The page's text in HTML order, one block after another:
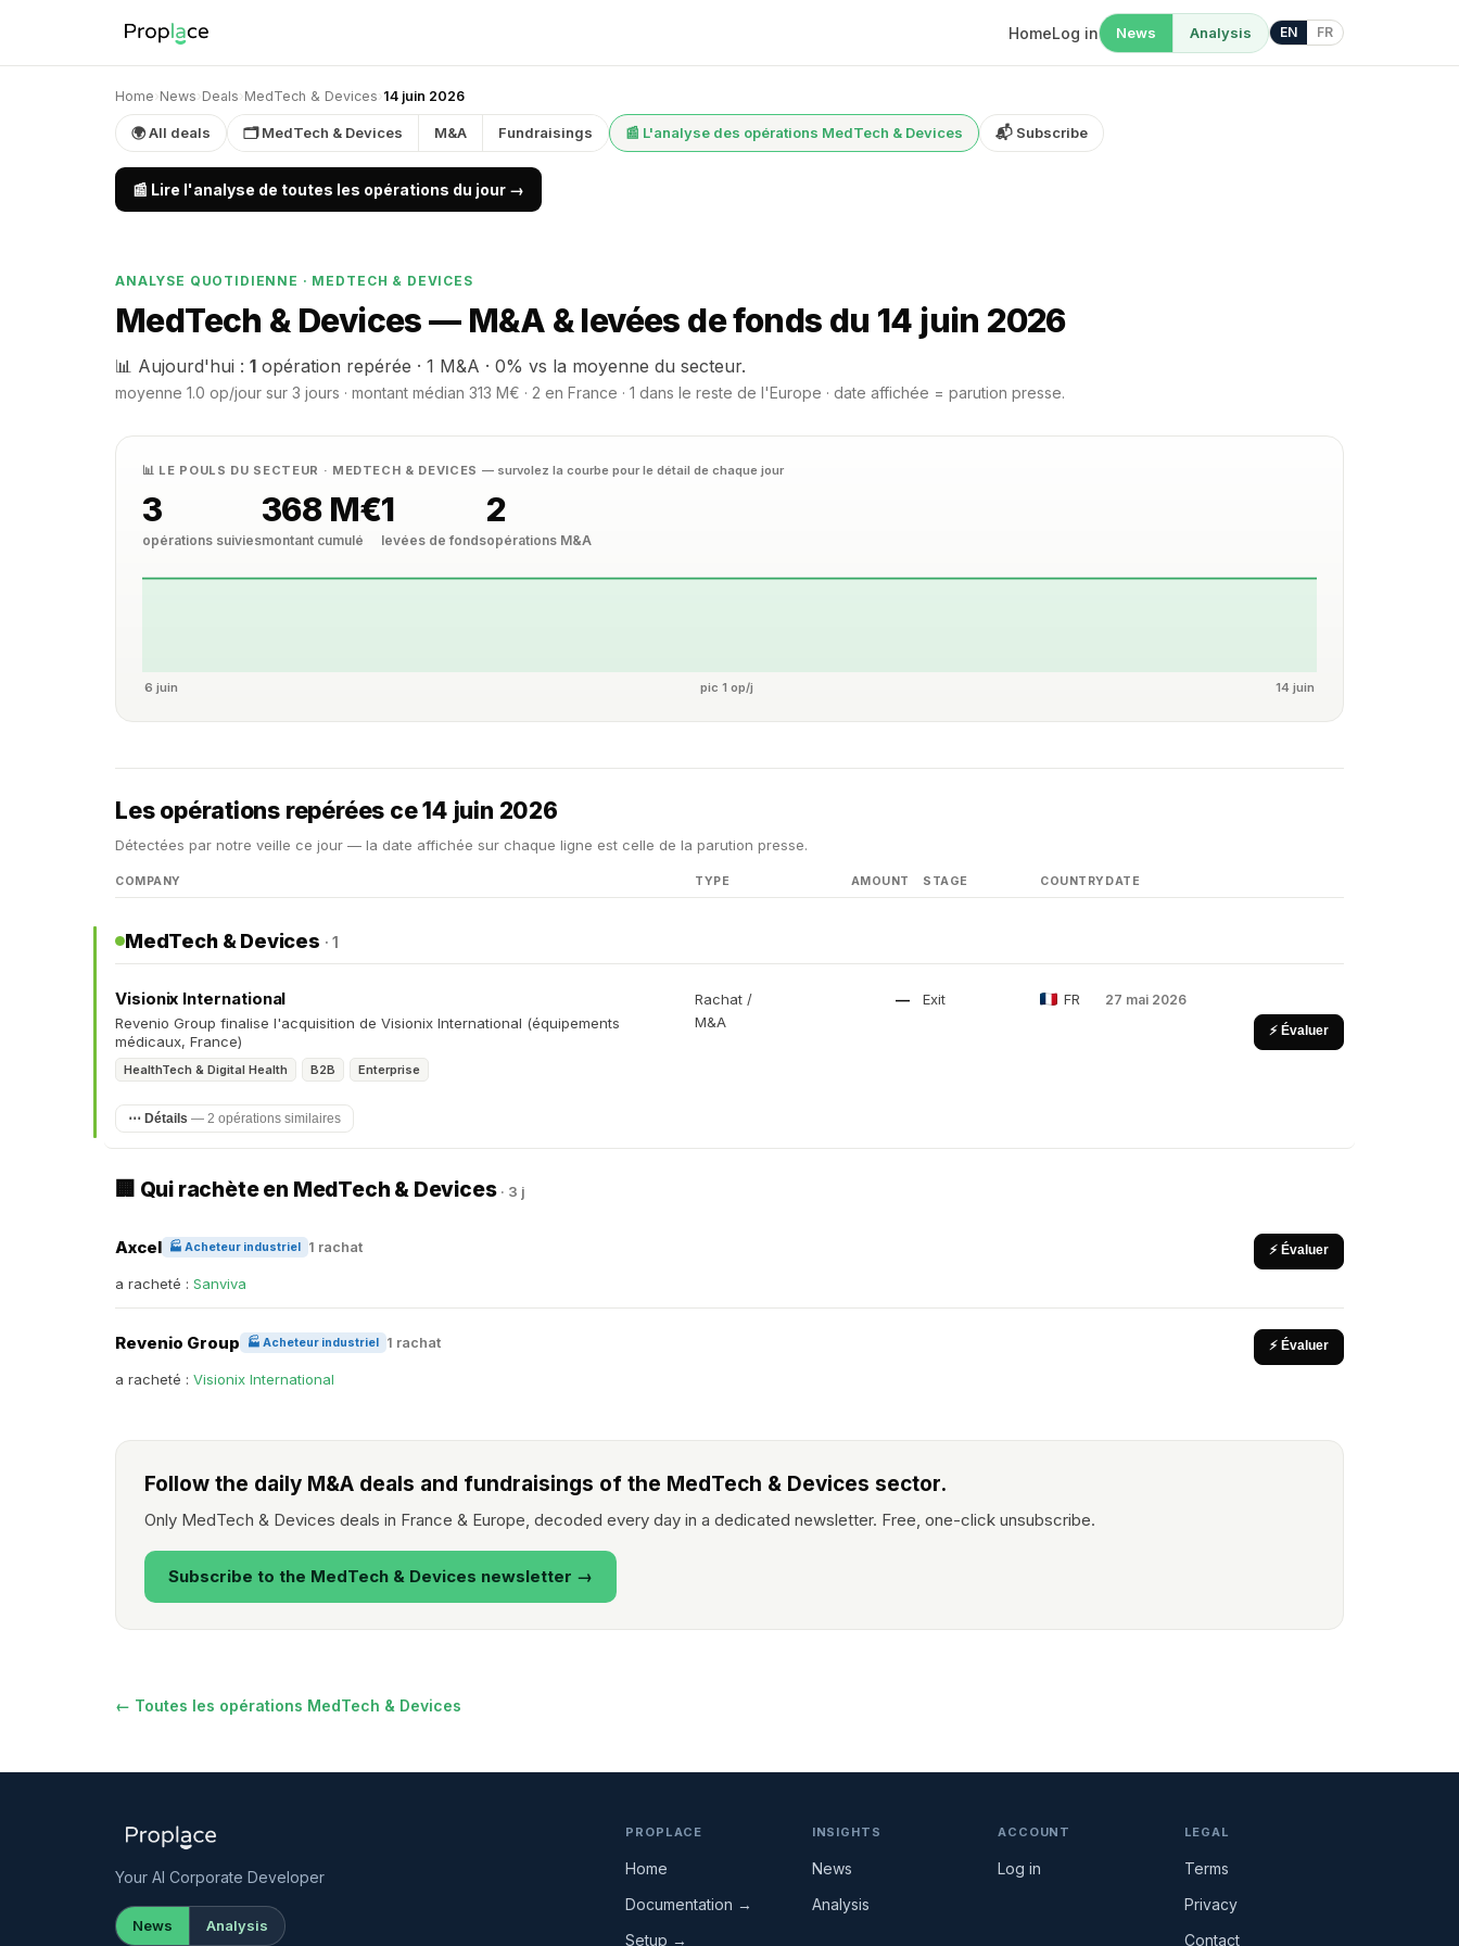
HomeLog in News Analysis EN FR
Home› News› Deals› MedTech & Devices› 14 juin 2026
🌍 All deals 🗂 MedTech & Devices M&A Fundraisings 📰 L'analyse des opérations MedTech & Devices 📬 Subscribe
📰 Lire l'analyse de toutes les opérations du jour →
ANALYSE QUOTIDIENNE · MEDTECH & DEVICES
MedTech & Devices — M&A & levées de fonds du 14 juin 2026
📊 Aujourd'hui : 1 opération repérée · 1 M&A · 0% vs la moyenne du secteur.
moyenne 1.0 op/jour sur 3 jours · montant médian 313 M€ · 2 en France · 1 dans le reste de l'Europe · date affichée = parution presse.
📊 LE POULS DU SECTEUR · MEDTECH & DEVICES — survolez la courbe pour le détail de chaque jour
3
opérations suivies
368 M€
montant cumulé
1
levées de fonds
2
opérations M&A
6 juin pic 1 op/j 14 juin
Les opérations repérées ce 14 juin 2026
Détectées par notre veille ce jour — la date affichée sur chaque ligne est celle de la parution presse.
COMPANY TYPE AMOUNT STAGE COUNTRY DATE
MedTech & Devices · 1
Visionix International
Revenio Group finalise l'acquisition de Visionix International (équipements
médicaux, France)
HealthTech & Digital Health B2B Enterprise
Rachat /
M&A
— Exit FR 27 mai 2026
⚡ Évaluer
⋯ Détails — 2 opérations similaires
🏢 Qui rachète en MedTech & Devices · 3 j
Axcel 🏭 Acheteur industriel 1 rachat ⚡ Évaluer
a racheté : Sanviva
Revenio Group 🏭 Acheteur industriel 1 rachat ⚡ Évaluer
a racheté : Visionix International
Follow the daily M&A deals and fundraisings of the MedTech & Devices sector.
Only MedTech & Devices deals in France & Europe, decoded every day in a dedicated newsletter. Free, one-click unsubscribe.
Subscribe to the MedTech & Devices newsletter →
← Toutes les opérations MedTech & Devices
Your AI Corporate Developer
News Analysis
PROPLACE
Home
Documentation →
Setup →
INSIGHTS
News
Analysis
ACCOUNT
Log in
LEGAL
Terms
Privacy
Contact